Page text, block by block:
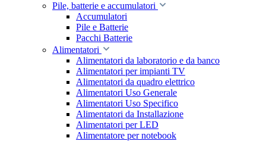
Pile, batterie e accumulatori
Accumulatori
Pile e Batterie
Pacchi Batterie
Alimentatori
Alimentatori da laboratorio e da banco
Alimentatori per impianti TV
Alimentatori da quadro elettrico
Alimentatori Uso Generale
Alimentatori Uso Specifico
Alimentatori da Installazione
Alimentatori per LED
Alimentatore per notebook